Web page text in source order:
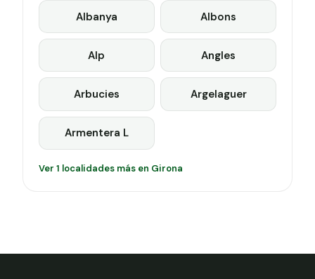
Albanya Albons
Alp Angles
Arbucies Argelaguer
Armentera L
Ver 1 localidades más en Girona